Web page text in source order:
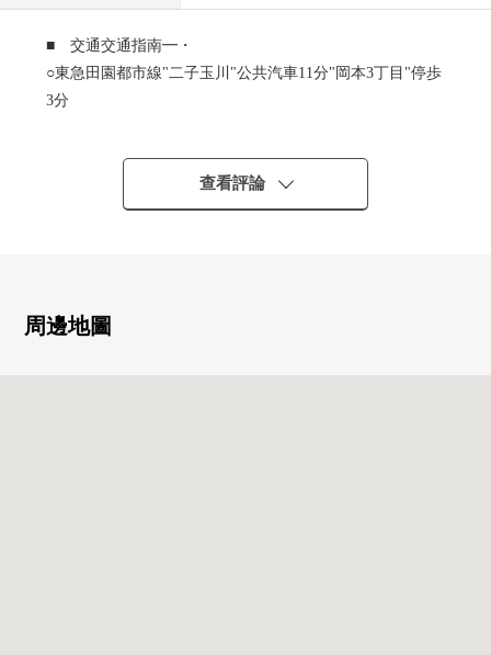
■ 交通交通指南━・
○東急田園都市線"二子玉川"公共汽車11分"岡本3丁目"停歩
3分
○小田急電鐵小田原線"成城學園前"車站公共汽車32分"岡本
※關於開往成城學園前平日12點13分出發的所要時間，
■ UrbanVien岡本━・
查看評論
周邊地圖